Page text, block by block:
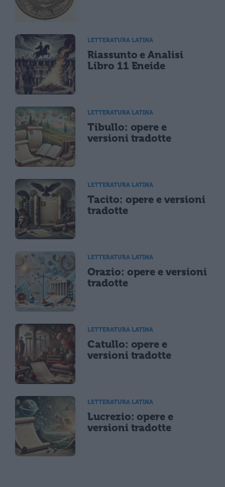
LETTERATURA LATINA
Riassunto e Analisi
Libro 11 Eneide
LETTERATURA LATINA
Tibullo: opere e
versioni tradotte
LETTERATURA LATINA
Tacito: opere e versioni
tradotte
LETTERATURA LATINA
Orazio: opere e versioni
tradotte
LETTERATURA LATINA
Catullo: opere e
versioni tradotte
LETTERATURA LATINA
Lucrezio: opere e
versioni tradotte